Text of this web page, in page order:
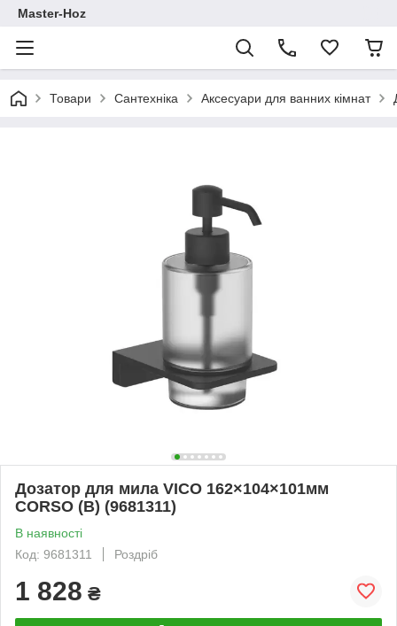
Master-Hoz
Товари Сантехніка Аксесуари для ванних кімнат
Дозатор для мила VICO 162×104×101мм
CORSO (B) (9681311)
В наявності
Код: 9681311
Роздріб
1 828 ₴